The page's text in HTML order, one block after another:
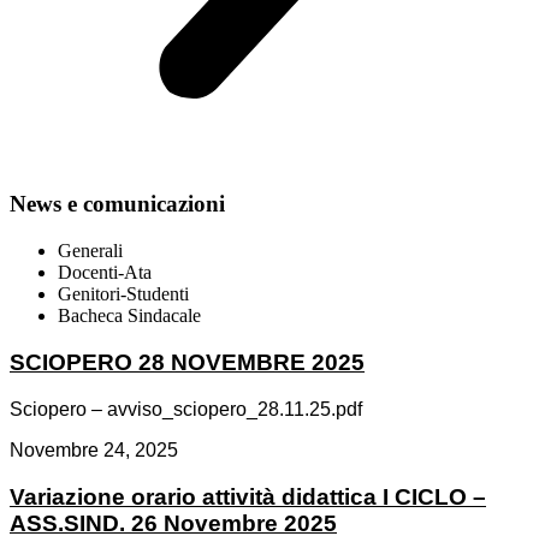
News e comunicazioni
Generali
Docenti-Ata
Genitori-Studenti
Bacheca Sindacale
SCIOPERO 28 NOVEMBRE 2025
Sciopero – avviso_sciopero_28.11.25.pdf
Novembre 24, 2025
Variazione orario attività didattica I CICLO –
ASS.SIND. 26 Novembre 2025